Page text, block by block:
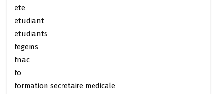
ete
etudiant
etudiants
fegems
fnac
fo
formation secretaire medicale